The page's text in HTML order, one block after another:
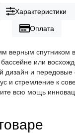
Характеристики
Оплата
верным спутником
бассейне или
дизайн и передовые
и стремление к
всю мощь